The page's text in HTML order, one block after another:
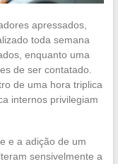
apressados,
toda semana
enquanto uma
de ser contatado.
de uma hora triplica
internos privilegiam
e a adição de um
sensivelmente a